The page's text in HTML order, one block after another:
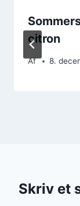
citron
Af 8.
Skriv et